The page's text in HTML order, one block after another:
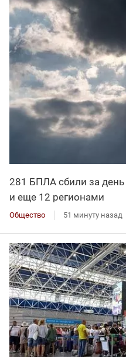
281 БПЛА сбили за
и еще 12 регионами
Общество 51 минуту назад